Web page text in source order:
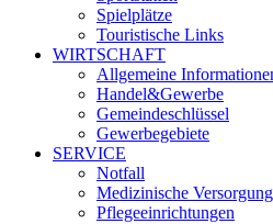
Spielplätze
Touristische Links
WIRTSCHAFT
Allgemeine
Handel&Gewerbe
Gemeindeschlüssel
Gewerbegebiete
SERVICE
Notfall
Medizinische Versorgung
Pflegeeinrichtungen